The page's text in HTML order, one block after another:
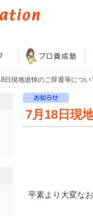
日現地追悼のご辞退等につい
7月18日現
平素より大変な